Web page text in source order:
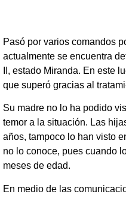
Pasó por varios comandos
actualmente se encuentra
II, estado Miranda. En este
que superó gracias al
Su madre no lo ha podido
temor a la situación. Las
años, tampoco lo han visto
no lo conoce, pues cuando
meses de edad.
En medio de las